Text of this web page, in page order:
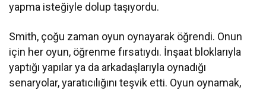
yapma isteğiyle dolup taşıyordu.
Smith, çoğu zaman oyun oynayarak öğrendi. Onun
için her oyun, öğrenme fırsatıydı. İnşaat bloklarıyla
yaptığı yapılar ya da arkadaşlarıyla oynadığı
senaryolar, yaratıcılığını teşvik etti. Oyun oynamak,